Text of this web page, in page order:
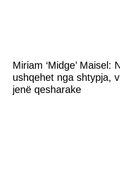
Miriam ‘Midge’ Maisel:
ushqehet nga shtypja,
jenë qesharake